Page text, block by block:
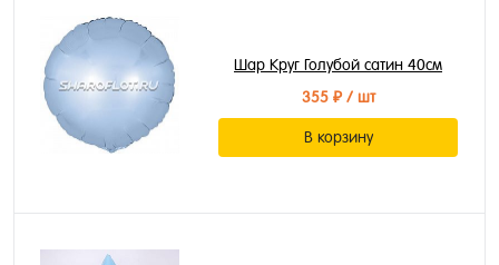
Шар Круг Голубой сатин 40см
355 ₽/ шт
В корзину